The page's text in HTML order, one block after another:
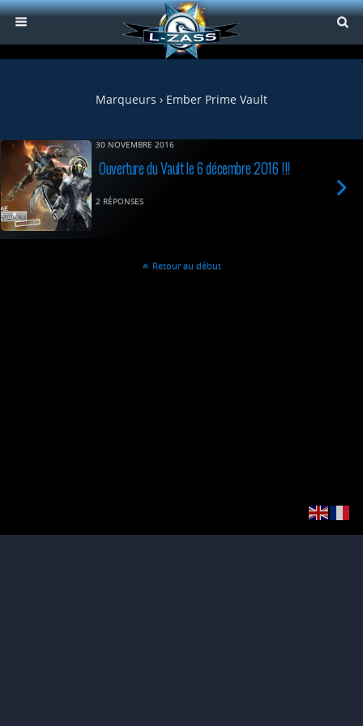
Marqueurs › Ember Prime Vault
30 NOVEMBRE 2016
Ouverture du Vault le 6 décembre 2016 !!!
2 RÉPONSES
Retour au début